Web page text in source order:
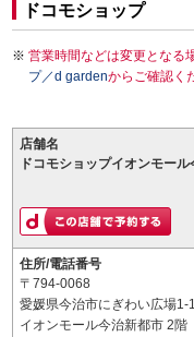
ドコモショップ
営業時間などは変更となる
プ／d gardenからご確認く
店舗名
ドコモショップイオンモー
住所/電話番号
〒794-0068
愛媛県今治市にぎわい広場1-1
イオンモール今治新都市 2階